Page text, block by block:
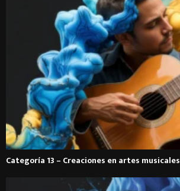
Categoría 13 – Creaciones en artes musicales